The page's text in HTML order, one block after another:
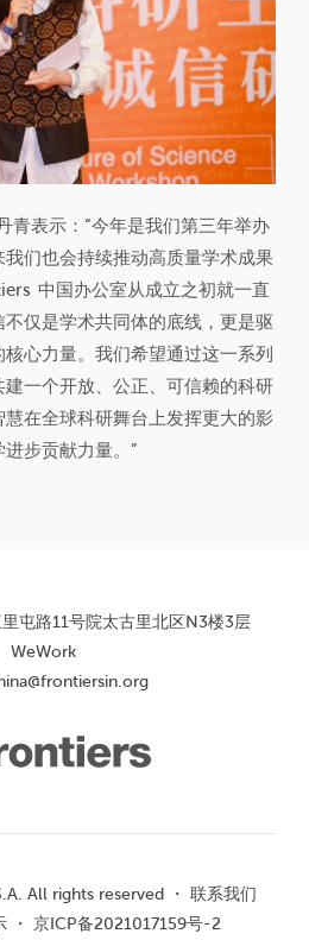
青表示：“今年是我们第三年举办
们也会持续推动高质量学术成果
中国办公室从成立之初就一直
仅是学术共同体的底线，更是驱
心力量。我们希望通过这一系列
一个开放、公正、可信赖的科研
在全球科研舞台上发挥更大的影
步贡献力量。”
屯路11号院太古里北区N3楼3层
WeWork
All rights reserved ・ 联系我们
・ 京ICP备2021017159号-2